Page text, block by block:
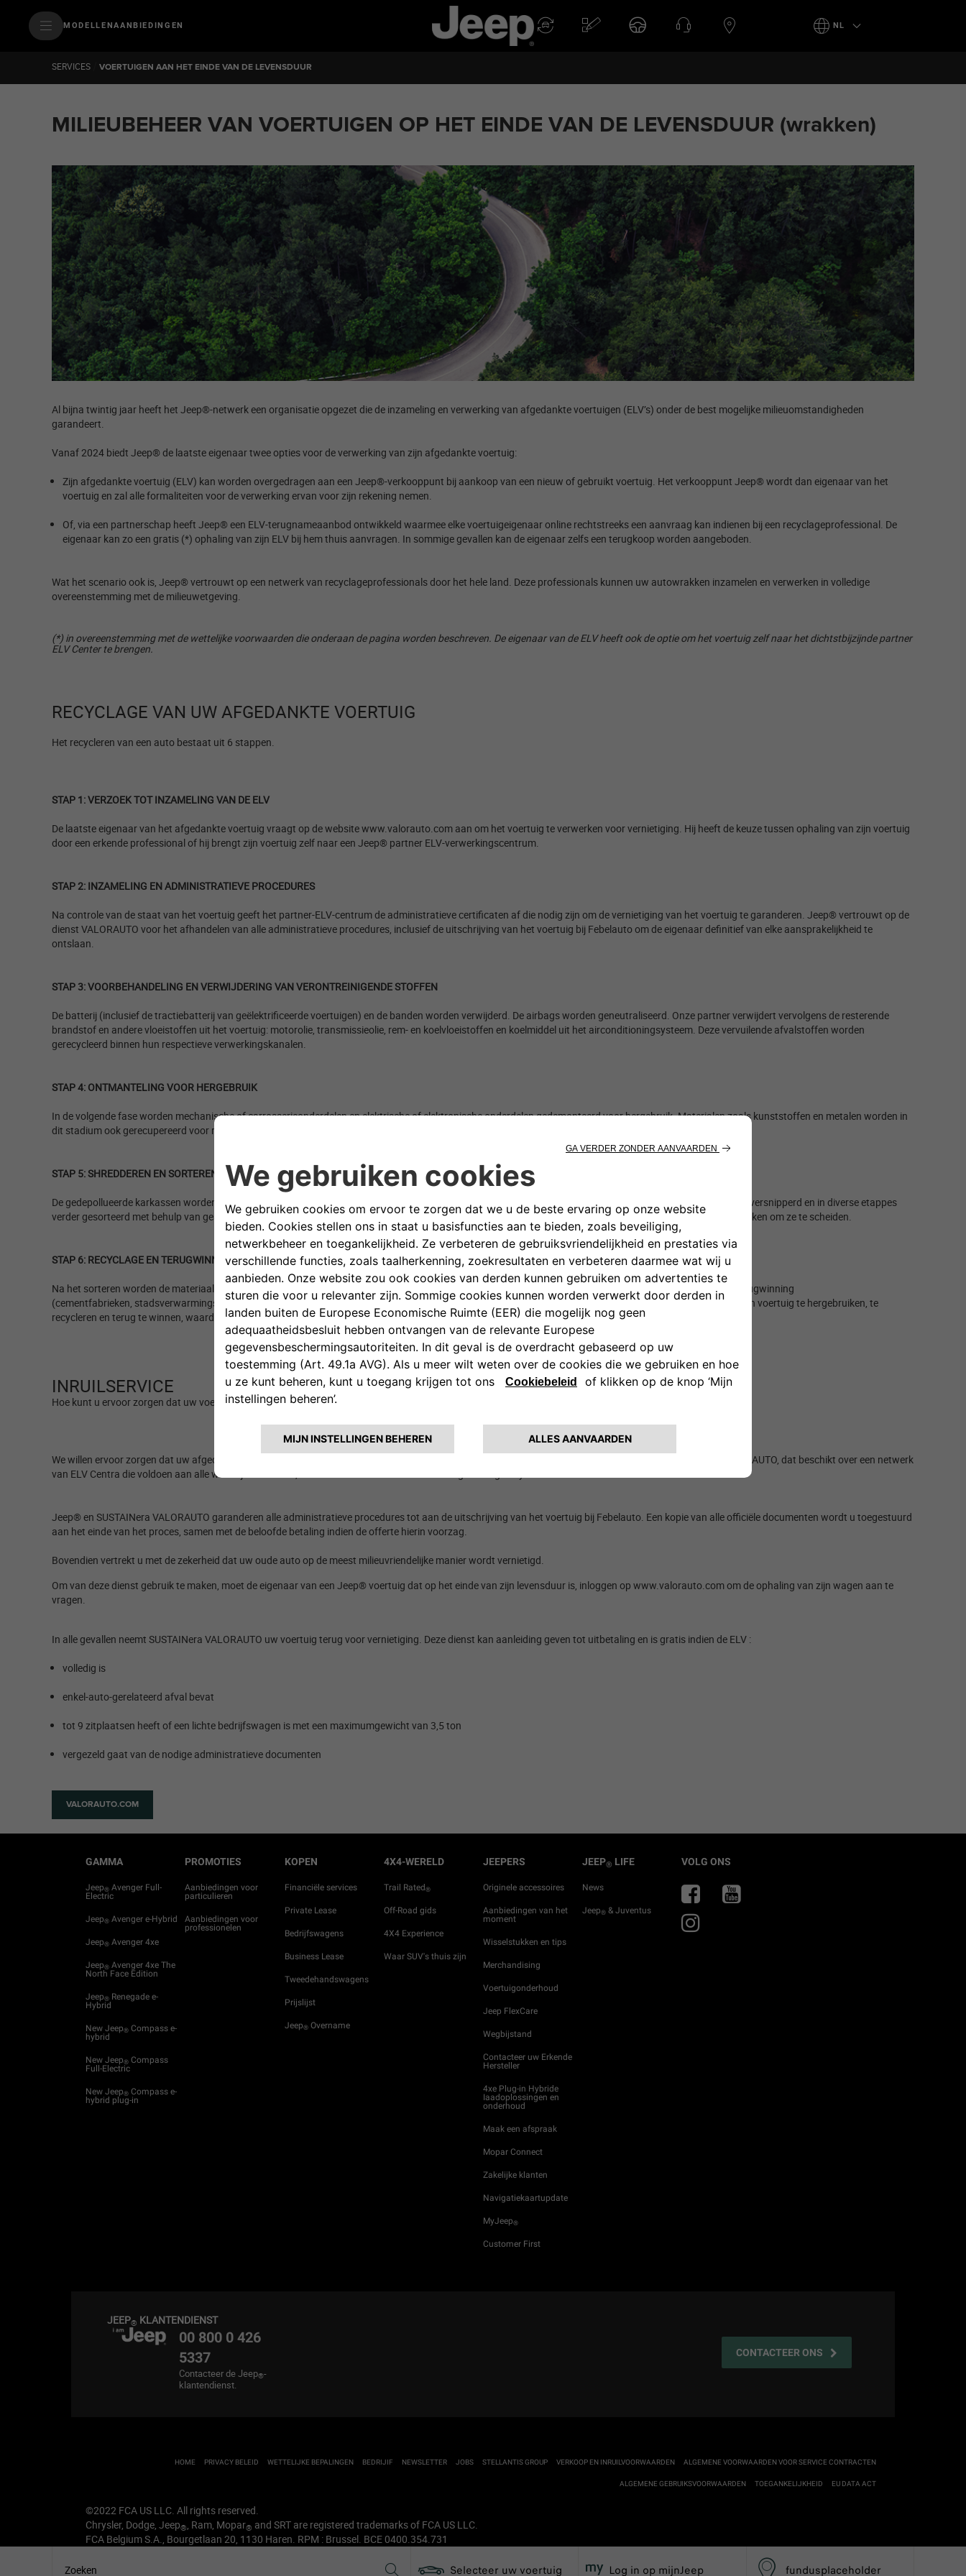
MODELLENAANBIEDINGEN NL
SERVICES VOERTUIGEN AAN HET EINDE VAN DE LEVENSDUUR
Selecteer uw voertuig Log in op mijnJeep fundusplaceholder
MILIEUBEHEER VAN VOERTUIGEN OP HET EINDE VAN DE LEVENSDUUR (wrakken)
Al bijna twintig jaar heeft het Jeep®-netwerk een organisatie opgezet die de inzameling en verwerking van afgedankte voertuigen (ELV’s) onder de best mogelijke milieuomstandigheden
garandeert. ​
Vanaf 2024 biedt Jeep® de laatste eigenaar twee opties voor de verwerking van zijn afgedankte voertuig: ​
Zijn afgedankte voertuig (ELV) kan worden overgedragen aan een Jeep®-verkooppunt bij aankoop van een nieuw of gebruikt voertuig. Het verkooppunt Jeep® wordt dan eigenaar van het
voertuig en zal alle formaliteiten voor de verwerking ervan voor zijn rekening nemen. ​
Of, via een partnerschap heeft Jeep® een ELV-terugnameaanbod ontwikkeld waarmee elke voertuigeigenaar online rechtstreeks een aanvraag kan indienen bij een recyclageprofessional. De
eigenaar kan zo een gratis (*) ophaling van zijn ELV bij hem thuis aanvragen. In sommige gevallen kan de eigenaar zelfs een terugkoop worden aangeboden. ​
Wat het scenario ook is, Jeep® vertrouwt op een netwerk van recyclageprofessionals door het hele land. Deze professionals kunnen uw autowrakken inzamelen en verwerken in volledige
overeenstemming met de milieuwetgeving.​
(*) in overeenstemming met de wettelijke voorwaarden die onderaan de pagina worden beschreven. De eigenaar van de ELV heeft ook de optie om het voertuig zelf naar het dichtstbijzijnde partner
ELV Center te brengen.
RECYCLAGE VAN UW AFGEDANKTE VOERTUIG ​
Het recycleren van een auto bestaat uit 6 stappen. ​
STAP 1: VERZOEK TOT INZAMELING VAN DE ELV ​
De laatste eigenaar van het afgedankte voertuig vraagt op de website www.valorauto.com aan om het voertuig te verwerken voor vernietiging. Hij heeft de keuze tussen ophaling van zijn voertuig
door een erkende professional of hij brengt zijn voertuig zelf naar een Jeep® partner ELV-verwerkingscentrum. ​
STAP 2: INZAMELING EN ADMINISTRATIEVE PROCEDURES​
Na controle van de staat van het voertuig geeft het partner-ELV-centrum de administratieve certificaten af die nodig zijn om de vernietiging van het voertuig te garanderen. Jeep® vertrouwt op de
dienst VALORAUTO voor het afhandelen van alle administratieve procedures, inclusief de uitschrijving van het voertuig bij Febelauto om de eigenaar definitief van elke aansprakelijkheid te
ontslaan. ​
STAP 3: VOORBEHANDELING EN VERWIJDERING VAN VERONTREINIGENDE STOFFEN​
De batterij (inclusief de tractiebatterij van geëlektrificeerde voertuigen) en de banden worden verwijderd. De airbags worden geneutraliseerd. Onze partner verwijdert vervolgens de resterende
brandstof en andere vloeistoffen uit het voertuig: motorolie, transmissieolie, rem-en koelvloeistoffen en koelmiddel uit het airconditioningsysteem. Deze vervuilende afvalstoffen worden
gerecycleerd binnen hun respectieve verwerkingskanalen.
STAP 4: ONTMANTELING VOOR HERGEBRUIK
In de volgende fase worden mechanische of carrosserieonderdelen en elektrische of elektronische onderdelen gedemonteerd voor hergebruik. Materialen zoals kunststoffen en metalen worden in
dit stadium ook gerecupereerd voor recyclage.​
STAP 5: SHREDDEREN EN SORTEREN
De gedepollueerde karkassen worden naar een shredder gestuurd, die ze versnippert tot stukjes van een paar vierkante centimeter. De resten worden opnieuw versnipperd en in diverse etappes
verder gesorteerd met behulp van geautomatiseerde processen (magneten, wervelstroom, flotatie, enz.) die de fysieke eigenschappen van het materiaal gebruiken om ze te scheiden. ​
STAP 6: RECYCLAGE EN TERUGWINNING​
Na het sorteren worden de materiaalfracties gerecycleerd tot secundaire grondstoffen die terug
ingezet worden bij de productie van nieuwe of voor energieterugwinning
(cementfabrieken, stadsverwarmingscentrales, elektriciteitscentrales, enz.) Dit industriële proces maakt hetmogelijk om meer dan 95% van het gewicht van een voertuig te hergebruiken, te
recycleren en terug te winnen, waardoor het aandeel eindresidu's dat vervolgens naar gespecialiseerdestortplaatsen gaat, sterk wordt verminderd. ​
INRUILSERVICE​
Hoe kunt u ervoor zorgen dat uw voertuig zo goed mogelijk wordt gerecycleerd? ​
We willen ervoor zorgen dat uw afgedankte voertuig op een milieuvriendelijke manier wordt gerecycleerd. Daarom werkt Jeep® samen met SUSTAINera VALORAUTO, dat beschikt over een netwerk
van ELV Centra die voldoen aan alle wettelijke vereisten, zodat meer dan 95% van uw voertuig wordt gerecycleerd. ​
Jeep® en SUSTAINera VALORAUTO garanderen alle administratieve procedures tot aan de uitschrijving van het voertuig bij Febelauto. Een kopie van alle officiële documenten wordt u toegestuurd
aan het einde van het proces, samen met de beloofde betaling indien de offerte hierin voorzag.​
Bovendien vertrekt u met de zekerheid dat uw oude auto op de meest milieuvriendelijke manier wordt vernietigd.
Om van deze dienst gebruik te maken, moet de eigenaar van een Jeep® voertuig dat op het einde van zijn levensduur is, inloggen op www.valorauto.com om de ophaling van zijn wagen aan te
vragen. ​
In alle gevallen neemt SUSTAINera VALORAUTO uw voertuig terug voor vernietiging. Deze dienst kan aanleiding geven tot uitbetaling en is gratis indien de ELV :​
volledig is​
enkel-auto-gerelateerd afval bevat ​
tot 9 zitplaatsen heeft of een lichte bedrijfswagen is met een maximumgewicht van 3,5 ton ​
vergezeld gaat van de nodige administratieve documenten​
VALORAUTO.COM
GAMMA
Jeep® Avenger Full-
Electric
Jeep® Avenger e-Hybrid
Jeep® Avenger 4xe
Jeep® Avenger 4xe The
North Face Edition
Jeep® Renegade e-
Hybrid
New Jeep® Compass e-
hybrid
New Jeep® Compass
Full-Electric
New Jeep® Compass e-
hybrid plug-in
PROMOTIES
Aanbiedingen voor
particulieren
Aanbiedingen voor
professionelen
KOPEN
Financiële services
Private Lease
Bedrijfswagens
Business Lease
Tweedehandswagens
Prijslijst
Jeep®Overname
4X4-WERELD
Trail Rated ®
Off-Road gids
4X4 Experience
Waar SUV's thuis zijn
JEEPERS
Originele accessoires
Aanbiedingen van het
moment
Wisselstukken en tips
Merchandising
Voertuigonderhoud
Jeep FlexCare
Wegbijstand
Contacteer uw Erkende
Hersteller
4xe Plug-in Hybride
Iaadoplossingen en
onderhoud
Maak een afspraak
Mopar Connect
Zakelijke klanten
Navigatiekaartupdate
MyJeep®
Customer First
JEEP® LIFE
News
Jeep® & Juventus
VOLG ONS
JEEP® KLANTENDIENST
00 800 0 426
5337
Contacteer de Jeep®-
klantendienst.
CONTACTEER ONS
HOME PRIVACY BELEID WETTELIJKE BEPALINGEN BEDRIJIF NEWSLETTER JOBS STELLANTIS GROUP VERKOOP EN INRUILVOORWAARDEN ALGEMENE VOORWAARDEN VOOR SERVICE CONTRACTEN
ALGEMENE GEBRUIKSVOORWAARDEN TOEGANKELIJKHEID EU DATA ACT
©2022 FCA US LLC. All rights reserved.
Chrysler, Dodge, Jeep®, Ram, Mopar® and SRT are registered trademarks of FCA US LLC.
FCA Belgium S.A., Bourgetlaan 20, 1130 Haren. RPM : Brussel. BCE 0400.354.731